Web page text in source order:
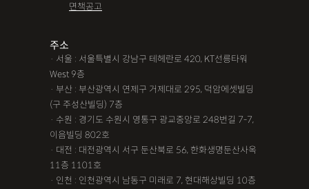
면책공고
주소
· 서울 : 서울특별시 강남구 테헤란로 420, KT선릉타워
West 9층
· 부산 : 부산광역시 연제구 거제대로 295, 덕암에셋빌딩
(구 주성산빌딩) 7층
· 수원 : 경기도 수원시 영통구 광교중앙로 248번길 7-7,
이음빌딩 802호
· 대전 : 대전광역시 서구 둔산북로 56, 한화생명둔산사옥
11층 1101호
· 인천 : 인천광역시 남동구 미래로 7, 현대해상빌딩 10층